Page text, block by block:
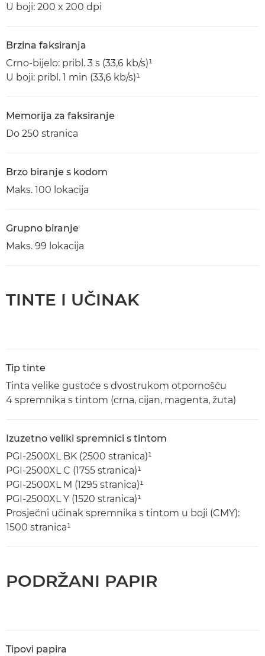
U boji: 200 x 200 dpi
Brzina faksiranja
Crno-bijelo: pribl. 3 s (33,6 kb/s)¹
U boji: pribl. 1 min (33,6 kb/s)¹
Memorija za faksiranje
Do 250 stranica
Brzo biranje s kodom
Maks. 100 lokacija
Grupno biranje
Maks. 99 lokacija
TINTE I UČINAK
Tip tinte
Tinta velike gustoće s dvostrukom otpornošću
4 spremnika s tintom (crna, cijan, magenta, žuta)
Izuzetno veliki spremnici s tintom
PGI-2500XL BK (2500 stranica)¹
PGI-2500XL C (1755 stranica)¹
PGI-2500XL M (1295 stranica)¹
PGI-2500XL Y (1520 stranica)¹
Prosječni učinak spremnika s tintom u boji (CMY):
1500 stranica¹
PODRŽANI PAPIR
Tipovi papira